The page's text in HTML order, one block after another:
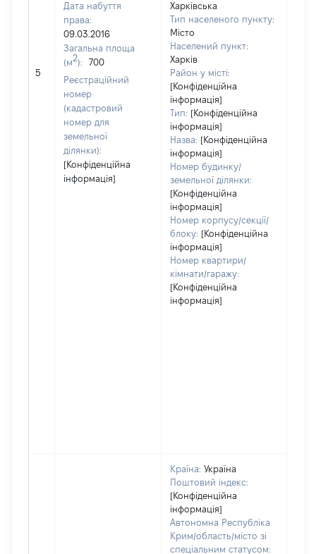
5
Дата набуття
права:
09.03.2016
Загальна площа
(м2):
700
Реєстраційний
номер
(кадастровий
номер для
земельної
ділянки):
[Конфіденційна
інформація]
Харківська
Тип населеного пункту:
Місто
Населений пункт:
Харків
Район у місті:
[Конфіденційна
інформація]
Тип: [Конфіденційна
інформація]
Назва: [Конфіденційна
інформація]
Номер будинку/
земельної ділянки:
[Конфіденційна
інформація]
Номер корпусу/секції/
блоку: [Конфіденційна
інформація]
Номер квартири/
кімнати/гаражу:
[Конфіденційна
інформація]
Країна: Україна
Поштовий індекс:
[Конфіденційна
інформація]
Автономна Республіка
Крим/область/місто зі
спеціальним статусом: